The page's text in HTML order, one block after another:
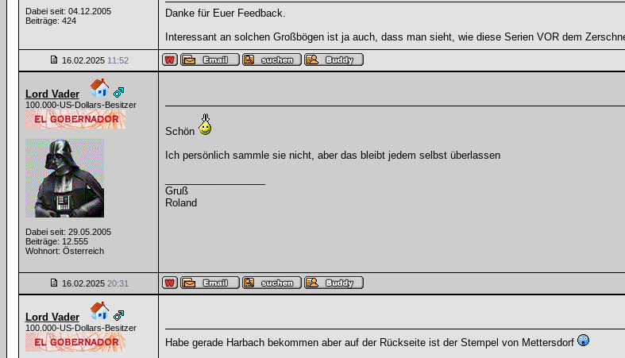
Dabei seit: 04.12.2005
Beiträge: 424
Danke für Euer Feedback.
Interessant an solchen Großbögen ist ja auch, dass man sieht, wie diese Serien VOR dem
16.02.2025 11:52
Lord Vader
100.000-US-Dollars-Besitzer
Dabei seit: 29.05.2005
Beiträge: 12.555
Wohnort: Österreich
Schön
Ich persönlich sammle sie nicht, aber das bleibt jedem selbst überlassen
Gruß
Roland
16.02.2025 20:31
Lord Vader
100.000-US-Dollars-Besitzer
Habe gerade Harbach bekommen aber auf der Rückseite ist der Stempel von Mettersdorf